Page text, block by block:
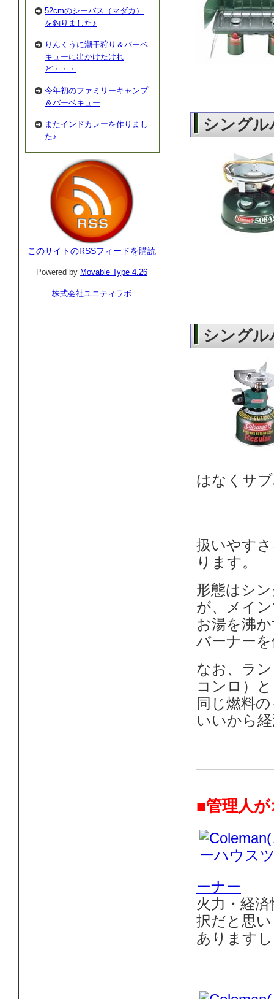
シング
シング
はなくサ
扱いやす
ります。
形態はシ
が、メイ
お湯を沸
バーナー
なお、ラ
コンロ）と
同じ燃料
いいから
■管理人
ーナー
火力・経
択だと思
あります
52cmのシーバス（マダカ）
を釣りました♪
りんくうに潮干狩り＆バーベ
キューに出かけたけれ
ど・・・
今年初のファミリーキャンプ
＆バーベキュー
またインドカレーを作りまし
た♪
このサイトのRSSフィードを購読
Powered by Movable Type 4.26
株式会社ユニティラボ